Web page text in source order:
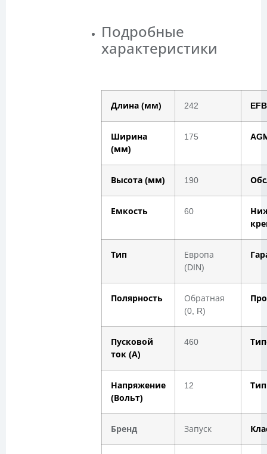
Подробные
характеристики
Длина (мм) 242 EFB
Ширина
(мм)
175
Высота (мм) 190
Емкость 60
Тип
Европа
(DIN)
Полярность
Обратная
(0, R)
Пусковой
ток (А)
460
Напряжение
(Вольт)
12
Бренд Запуск